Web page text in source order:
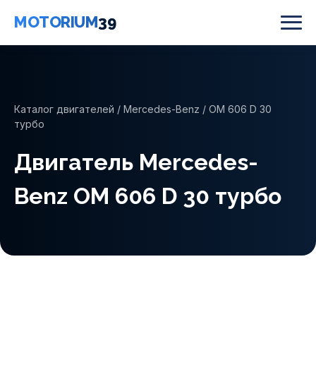
MOTORIUM39
Каталог двигателей / Mercedes-Benz / OM 606 D 30
турбо
Двигатель Mercedes-
Benz OM 606 D 30 турбо